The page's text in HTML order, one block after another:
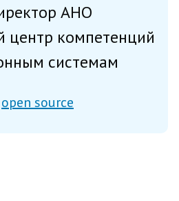
АНО
центр компетенций
системам
ERP-систем в
с крупными
open source